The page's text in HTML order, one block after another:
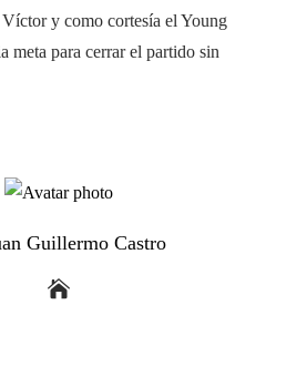
y como cortesía el Young
meta para cerrar el partido sin
Guillermo Castro